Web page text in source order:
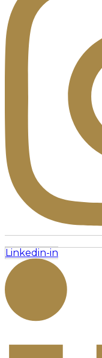
Linkedin-in